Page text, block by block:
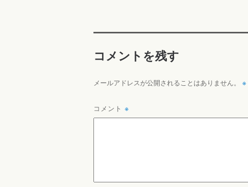
コメントを残す
メールアドレスが公開されることはありません。 ※
コメント ※